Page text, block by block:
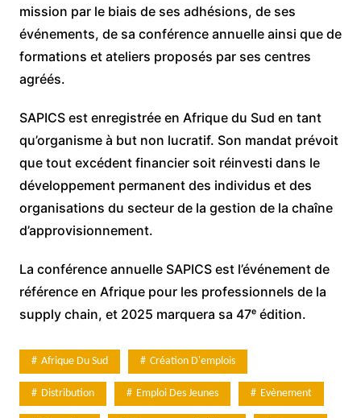
mission par le biais de ses adhésions, de ses
événements, de sa conférence annuelle ainsi que de
formations et ateliers proposés par ses centres
agréés.
SAPICS est enregistrée en Afrique du Sud en tant
qu’organisme à but non lucratif. Son mandat prévoit
que tout excédent financier soit réinvesti dans le
développement permanent des individus et des
organisations du secteur de la gestion de la chaîne
d’approvisionnement.
La conférence annuelle SAPICS est l’événement de
référence en Afrique pour les professionnels de la
supply chain, et 2025 marquera sa 47ᵉ édition.
Afrique Du Sud Création D'emplois
Distribution Emploi Des Jeunes Evènement